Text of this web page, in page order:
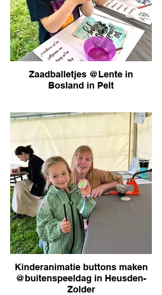
Zaadballetjes @Lente in
Bosland in Pelt
Kinderanimatie buttons maken
@buitenspeeldag in Heusden-
Zolder